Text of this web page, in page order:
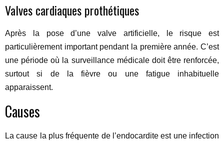
Valves cardiaques prothétiques
Après la pose d’une valve artificielle, le risque est
particulièrement important pendant la première année. C’est
une période où la surveillance médicale doit être renforcée,
surtout si de la fièvre ou une fatigue inhabituelle
apparaissent.
Causes
La cause la plus fréquente de l’endocardite est une infection